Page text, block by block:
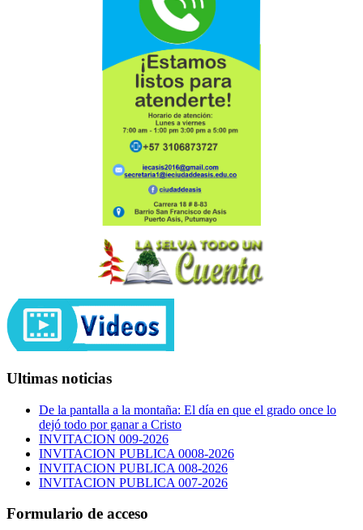
Ultimas noticias
De la pantalla a la montaña: El día en que el grado once lo
dejó todo por ganar a Cristo
INVITACION 009-2026
INVITACION PUBLICA 0008-2026
INVITACION PUBLICA 008-2026
INVITACION PUBLICA 007-2026
Formulario de acceso